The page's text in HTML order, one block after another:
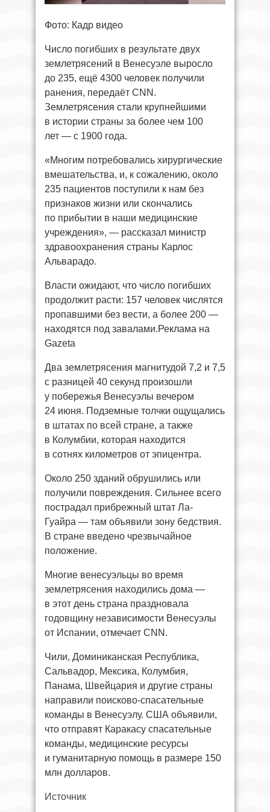
Фото: Кадр видео
Число погибших в результате двух
землетрясений в Венесуэле выросло
до 235, ещё 4300 человек получили
ранения, передаёт CNN.
Землетрясения стали крупнейшими
в истории страны за более чем 100
лет — с 1900 года.
«Многим потребовались хирургические
вмешательства, и, к сожалению, около
235 пациентов поступили к нам без
признаков жизни или скончались
по прибытии в наши медицинские
учреждения», — рассказал министр
здравоохранения страны Карлос
Альварадо.
Власти ожидают, что число погибших
продолжит расти: 157 человек числятся
пропавшими без вести, а более 200 —
находятся под завалами.Реклама на
Gazeta
Два землетрясения магнитудой 7,2 и 7,5
с разницей 40 секунд произошли
у побережья Венесуэлы вечером
24 июня. Подземные толчки ощущались
в штатах по всей стране, а также
в Колумбии, которая находится
в сотнях километров от эпицентра.
Около 250 зданий обрушились или
получили повреждения. Сильнее всего
пострадал прибрежный штат Ла-
Гуайра — там объявили зону бедствия.
В стране введено чрезвычайное
положение.
Многие венесуэльцы во время
землетрясения находились дома —
в этот день страна праздновала
годовщину независимости Венесуэлы
от Испании, отмечает CNN.
Чили, Доминиканская Республика,
Сальвадор, Мексика, Колумбия,
Панама, Швейцария и другие страны
направили поисково-спасательные
команды в Венесуэлу. США объявили,
что отправят Каракасу спасательные
команды, медицинские ресурсы
и гуманитарную помощь в размере 150
млн долларов.
Источник